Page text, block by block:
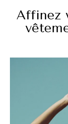
Affinez